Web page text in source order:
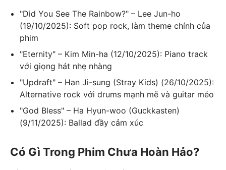
"Did You See The Rainbow?" – Lee Jun-ho
(19/10/2025): Soft pop rock, làm theme chính của
phim
"Eternity" – Kim Min-ha (12/10/2025): Piano track
với giọng hát nhẹ nhàng
"Updraft" – Han Ji-sung (Stray Kids) (26/10/2025):
Alternative rock với drums mạnh mẽ và guitar méo
"God Bless" – Ha Hyun-woo (Guckkasten)
(9/11/2025): Ballad đầy cảm xúc
Có Gì Trong Phim Chưa Hoàn Hảo?